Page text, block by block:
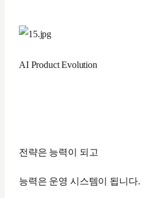
AI Product Evolution
전략은 능력이 되고
능력은 운영 시스템이 됩니다.